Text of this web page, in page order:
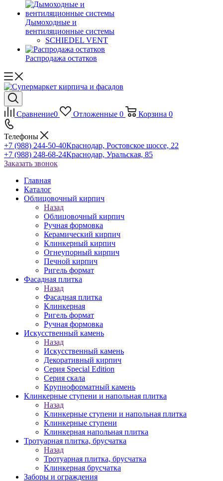
Дымоходные и
вентиляционные системы
SCHIEDEL VENT
Распродажа остатков
Сравнение0 Отложенные 0 Корзина 0
Телефоны
+7 (988) 244-50-40Краснодар, Ростовское шоссе, 22
+7 (988) 248-68-24Краснодар, Уральская, 85
Заказать звонок
Главная
Каталог
Облицовочный кирпич
Назад
Облицовочный кирпич
Ручная формовка
Керамический кирпич
Клинкерный кирпич
Огнеупорный кирпич
Печной кирпич
Ригель формат
Фасадная плитка
Назад
Фасадная плитка
Клинкерная
Ригель формат
Ручная формовка
Искусственный камень
Назад
Искусственный камень
Декоративный кирпич
Серия Special Edition
Серия скала
Крупноформатный камень
Клинкерные ступени и напольная плитка
Назад
Клинкерные ступени и напольная плитка
Клинкерные ступени
Клинкерная напольная плитка
Тротуарная плитка, брусчатка
Назад
Тротуарная плитка, брусчатка
Клинкерная брусчатка
Заборы и ограждения